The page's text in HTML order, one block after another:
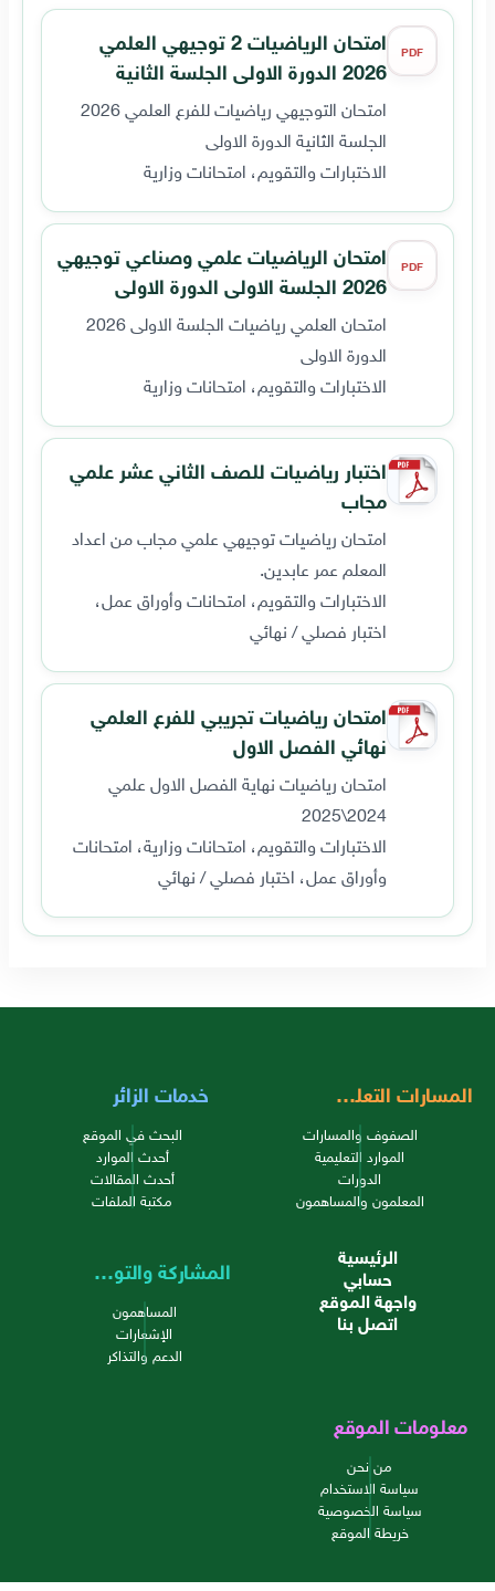
PDF
امتحان الرياضيات 2 توجيهي العلمي
2026 الدورة الاولى الجلسة الثانية
امتحان التوجيهي رياضيات للفرع العلمي 2026
الجلسة الثانية الدورة الاولى
الاختبارات والتقويم، امتحانات وزارية
PDF
امتحان الرياضيات علمي وصناعي توجيهي
2026 الجلسة الاولى الدورة الاولى
امتحان العلمي رياضيات الجلسة الاولى 2026
الدورة الاولى
الاختبارات والتقويم، امتحانات وزارية
اختبار رياضيات للصف الثاني عشر علمي
مجاب
امتحان رياضيات توجيهي علمي مجاب من اعداد
المعلم عمر عابدين.
الاختبارات والتقويم، امتحانات وأوراق عمل،
اختبار فصلي / نهائي
امتحان رياضيات تجريبي للفرع العلمي
نهائي الفصل الاول
امتحان رياضيات نهاية الفصل الاول علمي
2024\2025
الاختبارات والتقويم، امتحانات وزارية، امتحانات
وأوراق عمل، اختبار فصلي / نهائي
المسارات التعليمية
الصفوف والمسارات
الموارد التعليمية
الدورات
المعلمون والمساهمون
خدمات الزائر
البحث في الموقع
أحدث الموارد
أحدث المقالات
مكتبة الملفات
الرئيسية
حسابي
واجهة الموقع
اتصل بنا
المشاركة والتواصل
المساهمون
الإشعارات
الدعم والتذاكر
معلومات الموقع
من نحن
سياسة الاستخدام
سياسة الخصوصية
خريطة الموقع